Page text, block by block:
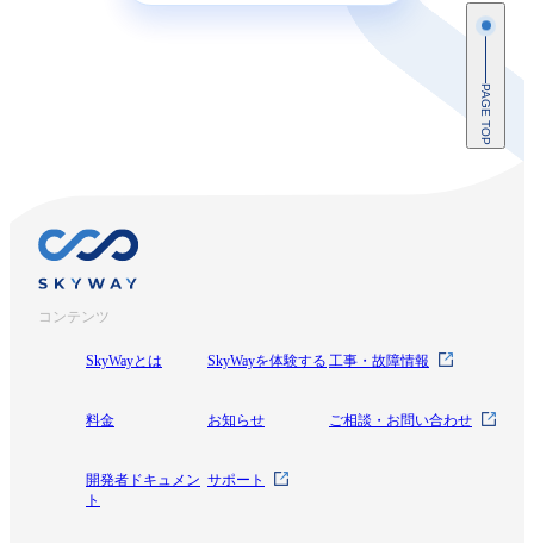
PAGE TOP
コンテンツ
SkyWayとは
料金
開発者ドキュメン
ト
SkyWayを体験する
お知らせ
サポート
工事・故障情報
ご相談・お問い合わせ